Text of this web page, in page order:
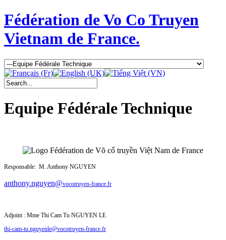
Fédération de Vo Co Truyen
Vietnam de France.
Equipe Fédérale Technique
Responsable: M. Anthony NGUYEN
anthony.nguyen@vocotruyen-france.fr
Adjoint : Mme Thi Cam Tu NGUYEN LE
thi-cam-tu.nguyenle@vocotruyen-france.fr